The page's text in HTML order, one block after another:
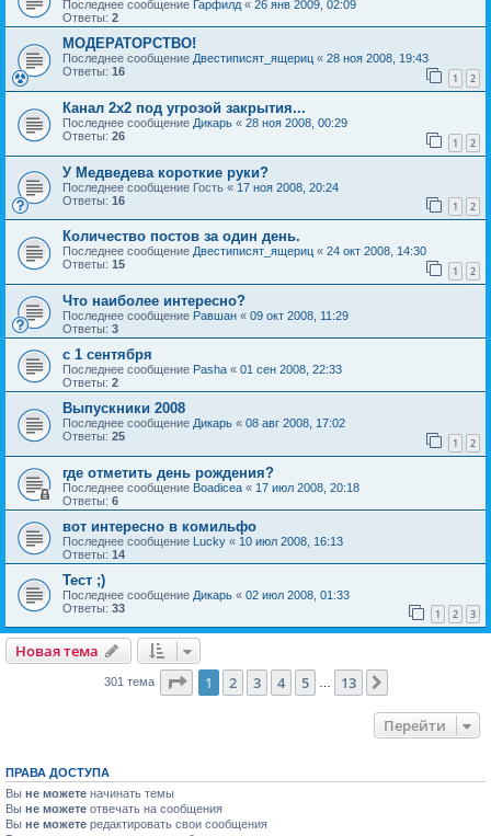
Последнее сообщение Гарфилд« 26 янв 2009, 02:09
Ответы: 2
МОДЕРАТОРСТВО!
Последнее сообщение Двестиписят_ящериц « 28 ноя 2008, 19:43
Ответы: 16 1 2
Канал 2х2 под угрозой закрытия...
Последнее сообщение Дикарь « 28 ноя 2008, 00:29
Ответы: 26 1 2
У Медведева короткие руки?
Последнее сообщение Гость « 17 ноя 2008, 20:24
Ответы: 16 1 2
Количество постов за один день.
Последнее сообщение Двестиписят_ящериц « 24 окт 2008, 14:30
Ответы: 15 1 2
Что наиболее интересно?
Последнее сообщение Равшан « 09 окт 2008, 11:29
Ответы: 3
с 1 сентября
Последнее сообщение Pasha « 01 сен 2008, 22:33
Ответы: 2
Выпускники 2008
Последнее сообщение Дикарь « 08 авг 2008, 17:02
Ответы: 25 1 2
где отметить день рождения?
Последнее сообщение Boadicea « 17 июл 2008, 20:18
Ответы: 6
вот интересно в комильфо
Последнее сообщение Lucky « 10 июл 2008, 16:13
Ответы: 14
Тест ;)
Последнее сообщение Дикарь « 02 июл 2008, 01:33
Ответы: 33 1 2 3
Новая тема
301 тема Страница из 13
1 2 3 4 5 13
Перейти
ПРАВА ДОСТУПА
Вы не можете начинать темы
Вы не можете отвечать на сообщения
Вы не можете редактировать свои сообщения